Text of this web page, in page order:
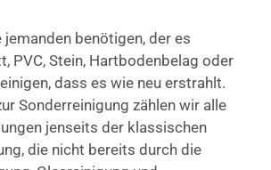
jemanden benötigen, der es
PVC, Stein, Hartbodenbelag oder
dass es wie neu erstrahlt.
Sonderreinigung zählen wir alle
jenseits der klassischen
die nicht bereits durch die